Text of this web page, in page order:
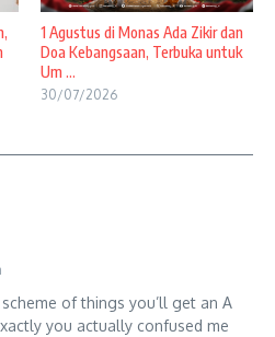
1 Agustus di Monas Ada Zikir dan
Doa Kebangsaan, Terbuka untuk
Um ...
30/07/2026
of things you’ll get an A
you actually confused me